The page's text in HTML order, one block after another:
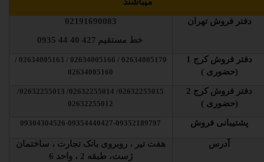
دفتر فروش تهران
02191690083
خط مستقیم 427 40 44 0935
دفتر فروش کرج 1
(حضوری )
02634005170 / 02634005166 / 02634005163 /
02634005160
دفتر فروش کرج 2
(حضوری )
02632255015/ 02632255014/ 02632255013/
02632255012
پشتیبانی فروش 09304304526-09354440427-09352189797
آدرس
هفت تیر ، روبروی بانک تجارت ، ساختمان
ژست، طبقه 2 ، واحد 6